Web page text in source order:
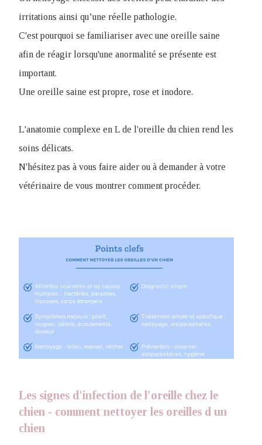
irritations ainsi qu’une réelle pathologie.
C'est pourquoi se familiariser avec une oreille saine
afin de réagir lorsqu'une anormalité se présente est
important.
Une oreille saine est propre, rose et inodore.
L'anatomie complexe en L de l'oreille du chien rend les
soins délicats.
N'hésitez pas à vous faire aider ou à demander à votre
vétérinaire de vous montrer comment procéder.
Les signes d'infection de l'oreille chez le
chien - comment nettoyer les oreilles d un
chien